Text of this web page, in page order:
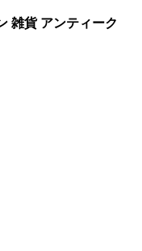
雑貨 アンティーク